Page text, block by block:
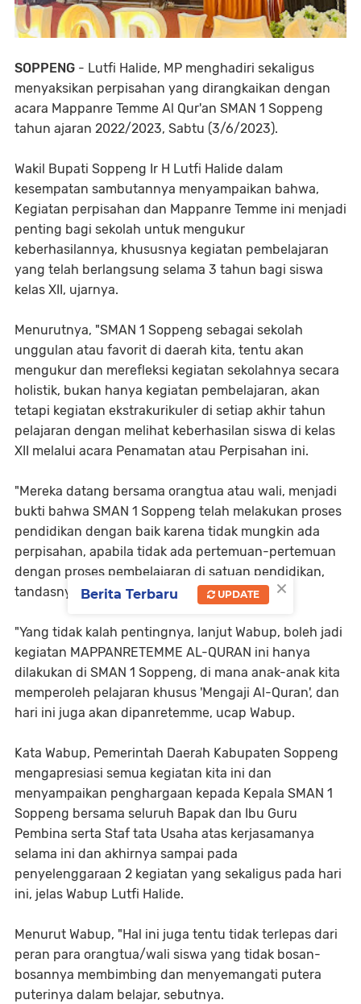
SOPPENG - Lutfi Halide, MP menghadiri sekaligus
menyaksikan perpisahan yang dirangkaikan dengan
acara Mappanre Temme Al Qur'an SMAN 1 Soppeng
tahun ajaran 2022/2023, Sabtu (3/6/2023).
Wakil Bupati Soppeng Ir H Lutfi Halide dalam
kesempatan sambutannya menyampaikan bahwa,
Kegiatan perpisahan dan Mappanre Temme ini menjadi
penting bagi sekolah untuk mengukur
keberhasilannya, khususnya kegiatan pembelajaran
yang telah berlangsung selama 3 tahun bagi siswa
kelas XII, ujarnya.
Menurutnya, "SMAN 1 Soppeng sebagai sekolah
unggulan atau favorit di daerah kita, tentu akan
mengukur dan merefleksi kegiatan sekolahnya secara
holistik, bukan hanya kegiatan pembelajaran, akan
tetapi kegiatan ekstrakurikuler di setiap akhir tahun
pelajaran dengan melihat keberhasilan siswa di kelas
XII melalui acara Penamatan atau Perpisahan ini.
"Mereka datang bersama orangtua atau wali, menjadi
bukti bahwa SMAN 1 Soppeng telah melakukan proses
pendidikan dengan baik karena tidak mungkin ada
perpisahan, apabila tidak ada pertemuan-pertemuan
dengan proses pembelajaran di satuan pendidikan,
tandasnya.
"Yang tidak kalah pentingnya, lanjut Wabup, boleh jadi
kegiatan MAPPANRETEMME AL-QURAN ini hanya
dilakukan di SMAN 1 Soppeng, di mana anak-anak kita
memperoleh pelajaran khusus 'Mengaji Al-Quran', dan
hari ini juga akan dipanretemme, ucap Wabup.
Kata Wabup, Pemerintah Daerah Kabupaten Soppeng
mengapresiasi semua kegiatan kita ini dan
menyampaikan penghargaan kepada Kepala SMAN 1
Soppeng bersama seluruh Bapak dan Ibu Guru
Pembina serta Staf tata Usaha atas kerjasamanya
selama ini dan akhirnya sampai pada
penyelenggaraan 2 kegiatan yang sekaligus pada hari
ini, jelas Wabup Lutfi Halide.
Menurut Wabup, "Hal ini juga tentu tidak terlepas dari
peran para orangtua/wali siswa yang tidak bosan-
bosannya membimbing dan menyemangati putera
puterinya dalam belajar, sebutnya.
×
Berita Terbaru UPDATE